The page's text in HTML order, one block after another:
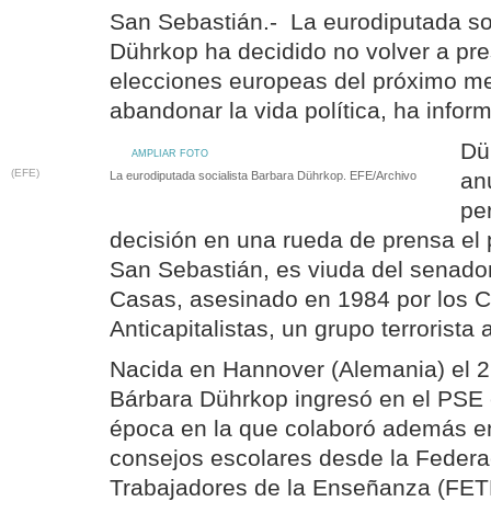
San Sebastián.- La eurodiputada
Dührkop ha decidido no volver a
elecciones europeas del próximo
abandonar la vida política, ha
AMPLIAR FOTO
(EFE) La eurodiputada socialista Barbara Dührkop. EFE/Archivo
decisión en una rueda de prensa el
San Sebastián, es viuda del
Casas, asesinado en 1984 por los
Anticapitalistas, un grupo terrorista
Nacida en Hannover (Alemania) el
Bárbara Dührkop ingresó en el
época en la que colaboró además
consejos escolares desde la
Trabajadores de la Enseñanza